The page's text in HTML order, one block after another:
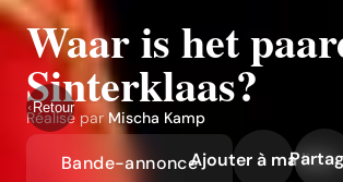
Retour
Waar is het
Sinterklaas?
Réalisé par Mischa Kamp
Bande-annonceAjouter à ma liste